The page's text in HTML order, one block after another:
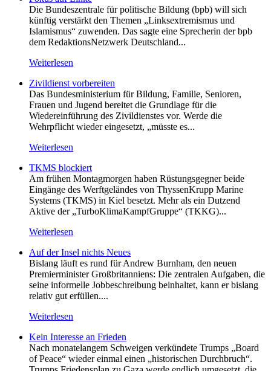
Die Bundeszentrale für politische Bildung (bpb) will sich
künftig verstärkt den Themen „Linksextremismus und
Islamismus“ zuwenden. Das sagte eine Sprecherin der bpb
dem RedaktionsNetzwerk Deutschland...
Weiterlesen
Zivildienst vorbereiten
Das Bundesministerium für Bildung, Familie, Senioren,
Frauen und Jugend bereitet die Grundlage für die
Wiedereinführung des Zivildienstes vor. Werde die
Wehrpflicht wieder eingesetzt, „müsste es...
Weiterlesen
TKMS blockiert
Am frühen Montagmorgen haben Rüstungsgegner beide
Eingänge des Werftgeländes von ThyssenKrupp Marine
Systems (TKMS) in Kiel besetzt. Mehr als ein Dutzend
Aktive der „TurboKlimaKampfGruppe“ (TKKG)...
Weiterlesen
Auf der Insel nichts Neues
Bislang läuft es rund für Andrew Burnham, den neuen
Premierminister Großbritanniens: Die zentralen Aufgaben, die
seine informelle Jobbeschreibung beinhaltet, kann er bislang
relativ gut erfüllen....
Weiterlesen
Kein Inte­resse an Frieden
Nach monatelangem Schweigen verkündete Trumps „Board
of Peace“ wieder einmal einen „historischen Durchbruch“.